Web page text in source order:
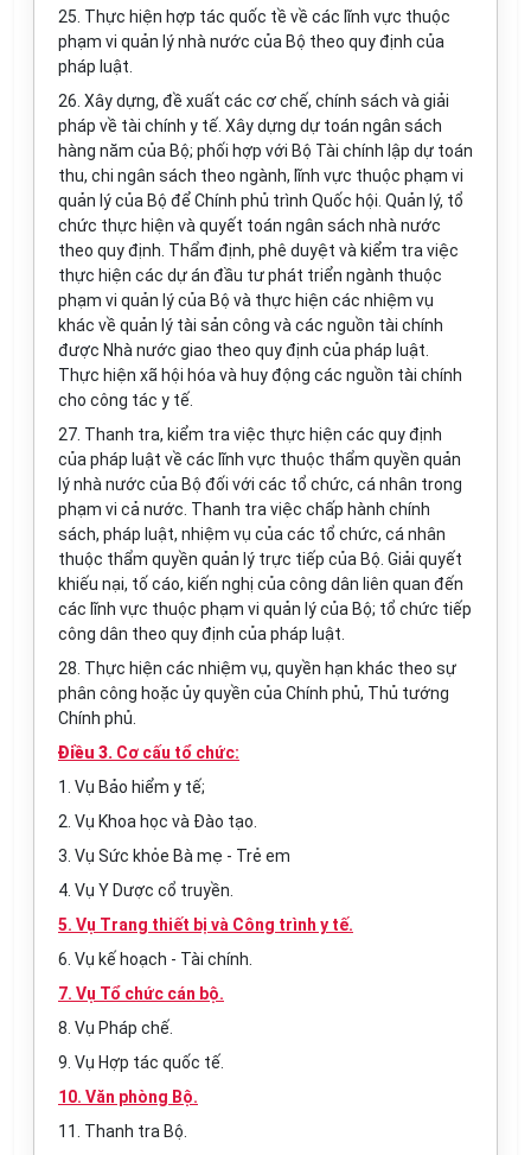
25. Thực hiện hợp tác quốc tề về các lĩnh vực thuộc
phạm vi quản lý nhà nước của Bộ theo quy định của
pháp luật.
26. Xây dựng, đề xuất các cơ chế, chính sách và giải
pháp về tài chính y tế. Xây dựng dự toán ngân sách
hàng năm của Bộ; phối hợp với Bộ Tài chính lập dự toán
thu, chi ngân sách theo ngành, lĩnh vực thuộc phạm vi
quản lý của Bộ để Chính phủ trình Quốc hội. Quản lý, tổ
chức thực hiện và quyết toán ngân sách nhà nước
theo quy định. Thẩm định, phê duyệt và kiểm tra việc
thực hiện các dự án đầu tư phát triển ngành thuộc
phạm vi quản lý của Bộ và thực hiện các nhiệm vụ
khác về quản lý tài sản công và các nguồn tài chính
được Nhà nước giao theo quy định của pháp luật.
Thực hiện xã hội hóa và huy động các nguồn tài chính
cho công tác y tế.
27. Thanh tra, kiểm tra việc thực hiện các quy định
của pháp luật về các lĩnh vực thuộc thẩm quyền quản
lý nhà nước của Bộ đối với các tổ chức, cá nhân trong
phạm vi cả nước. Thanh tra việc chấp hành chính
sách, pháp luật, nhiệm vụ của các tổ chức, cá nhân
thuộc thẩm quyền quản lý trực tiếp của Bộ. Giải quyết
khiếu nại, tố cáo, kiến nghị của công dân liên quan đến
các lĩnh vực thuộc phạm vi quản lý của Bộ; tổ chức tiếp
công dân theo quy định của pháp luật.
28. Thực hiện các nhiệm vụ, quyền hạn khác theo sự
phân công hoặc ủy quyền của Chính phủ, Thủ tướng
Chính phủ.
Điều 3. Cơ cấu tổ chức:
1. Vụ Bảo hiểm y tế;
2. Vụ Khoa học và Đào tạo.
3. Vụ Sức khỏe Bà mẹ - Trẻ em
4. Vụ Y Dược cổ truyền.
5. Vụ Trang thiết bị và Công trình y tế.
6. Vụ kế hoạch - Tài chính.
7. Vụ Tổ chức cán bộ.
8. Vụ Pháp chế.
9. Vụ Hợp tác quốc tế.
10. Văn phòng Bộ.
11. Thanh tra Bộ.